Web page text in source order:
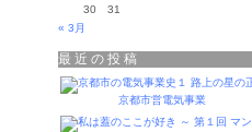
30
31
« 3月
最近の投稿
京都市営電気事業